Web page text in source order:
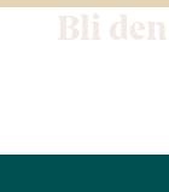
Bli